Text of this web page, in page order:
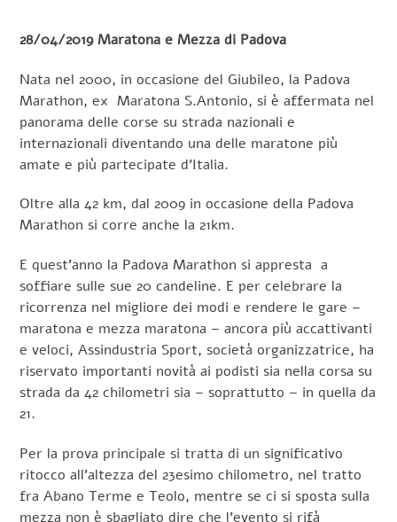
28/04/2019 Maratona e Mezza di Padova
Nata nel 2000, in occasione del Giubileo, la Padova
Marathon, ex Maratona S.Antonio, si è affermata nel
panorama delle corse su strada nazionali e
internazionali diventando una delle maratone più
amate e più partecipate d’Italia.
Oltre alla 42 km, dal 2009 in occasione della Padova
Marathon si corre anche la 21km.
E quest’anno la Padova Marathon si appresta a
soffiare sulle sue 20 candeline. E per celebrare la
ricorrenza nel migliore dei modi e rendere le gare –
maratona e mezza maratona – ancora più accattivanti
e veloci, Assindustria Sport, società organizzatrice, ha
riservato importanti novità ai podisti sia nella corsa su
strada da 42 chilometri sia – soprattutto – in quella da
21.
Per la prova principale si tratta di un significativo
ritocco all’altezza del 23esimo chilometro, nel tratto
fra Abano Terme e Teolo, mentre se ci si sposta sulla
mezza non è sbagliato dire che l’evento si rifà